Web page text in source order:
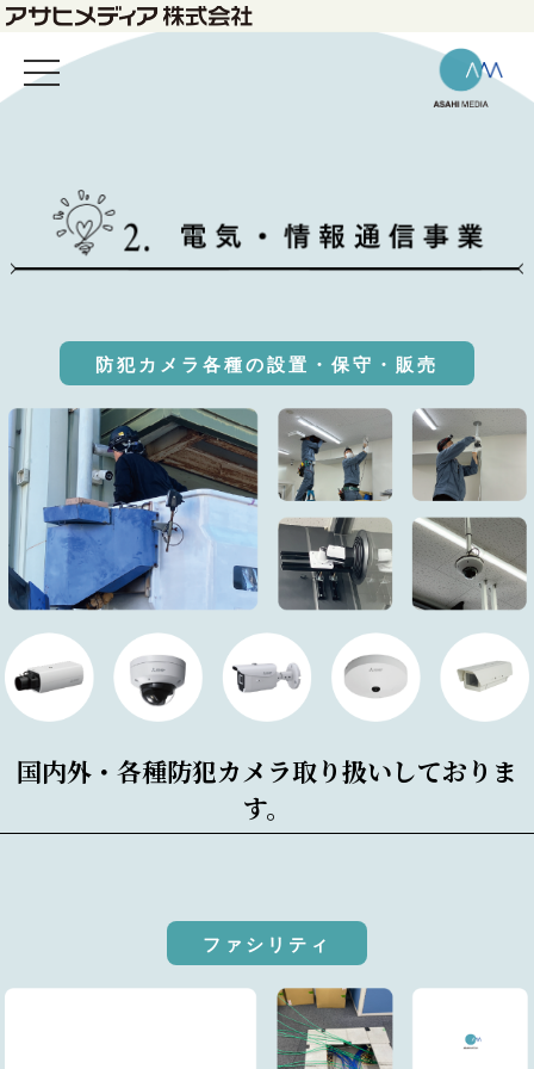
防犯カメラ各種の設置・保守・販売
国内外・各種防犯カメラ取り扱いしておりま
す。
ファシリティ